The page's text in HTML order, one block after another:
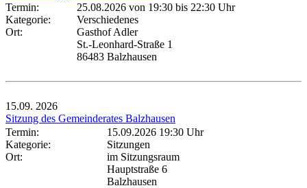
Termin:
25.08.2026 von 19:30 bis 22:30 Uhr
Kategorie:
Verschiedenes
Ort:
Gasthof Adler
St.-Leonhard-Straße 1
86483 Balzhausen
15.09. 2026
Sitzung des Gemeinderates Balzhausen
Termin:
15.09.2026 19:30 Uhr
Kategorie:
Sitzungen
Ort:
im Sitzungsraum
Hauptstraße 6
Balzhausen